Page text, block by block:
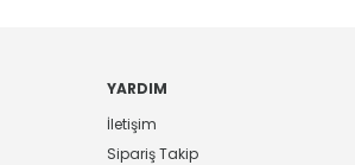
YARDIM
İletişim
Sipariş Takip